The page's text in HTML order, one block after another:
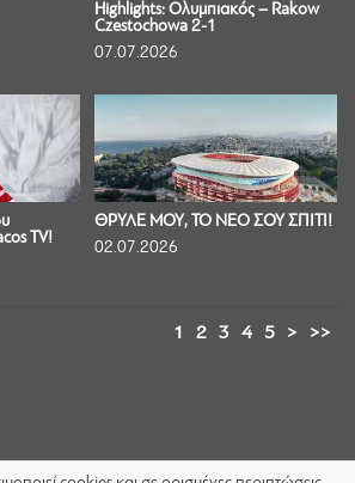
Highlights: Ολυμπιακός – Rakow
Czestochowa 2-1
07.07.2026
TV!
ΘΡΥΛΕ ΜΟΥ, ΤΟ ΝΕΟ ΣΟΥ ΣΠΙΤΙ!
02.07.2026
1 2 3 4 5 > >>